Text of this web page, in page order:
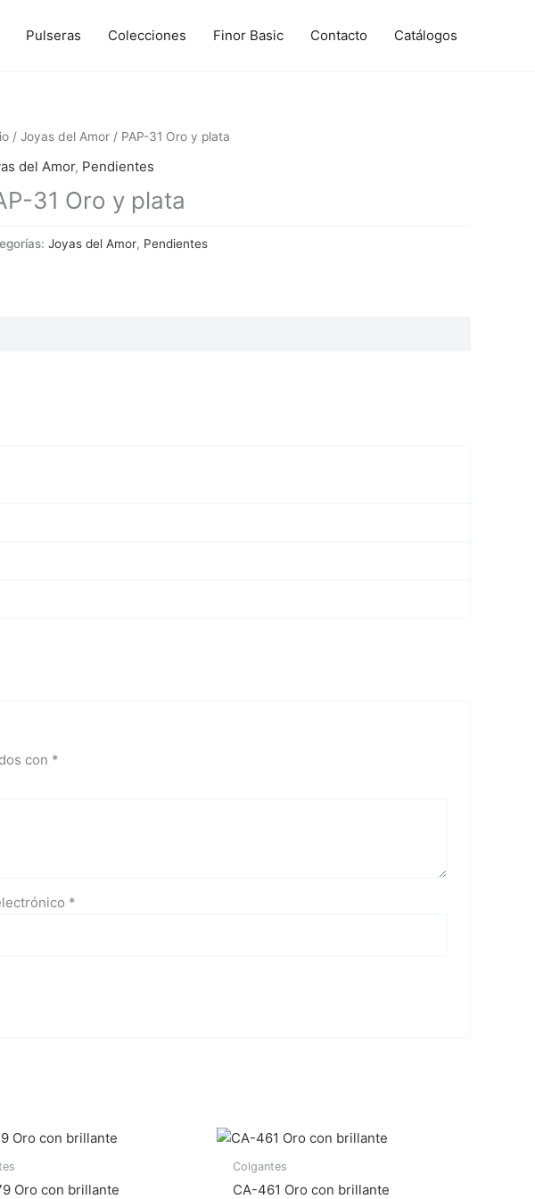
Pulseras Colecciones Finor Basic Contacto Catálogos
/ Joyas del Amor / PAP-31 Oro y plata
del Amor, Pendientes
31 Oro y plata
Joyas del Amor, Pendientes
con *
*
Oro con brillante
Colgantes
CA-461 Oro con brillante